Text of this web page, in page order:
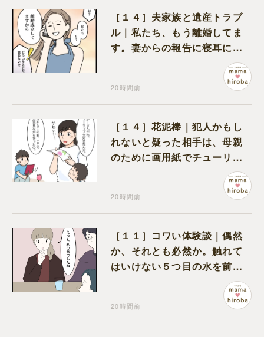
［１４］夫家族と遺産トラブ
ル｜私たち、もう離婚してま
す。妻からの報告に寝耳に水
20時間前
［１４］花泥棒｜犯人かもし
れないと疑った相手は、母親
のために画用紙でチューリッ
プを作っていただけだった
20時間前
［１１］コワい体験談｜偶然
か、それとも必然か。触れて
はいけない５つ目の水を前に
20時間前